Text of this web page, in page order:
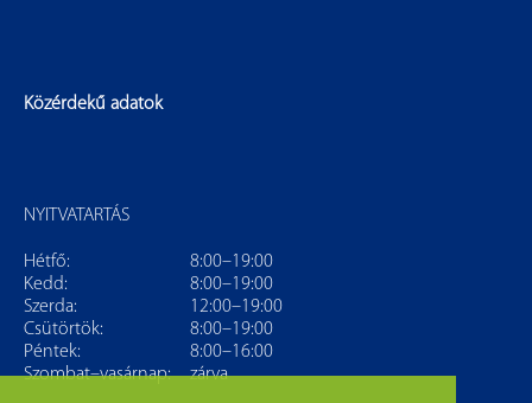
Közérdekű adatok
NYITVATARTÁS
Hétfő:
8:00–19:00
Kedd:
8:00–19:00
Szerda:
12:00–19:00
Csütörtök:
8:00–19:00
Péntek:
8:00–16:00
Szombat–vasárnap:
zárva